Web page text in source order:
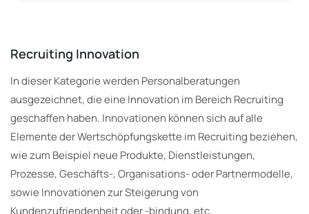
Recruiting Innovation
In dieser Kategorie werden Personalberatungen
ausgezeichnet, die eine Innovation im Bereich Recruiting
geschaffen haben. Innovationen können sich auf alle
Elemente der Wertschöpfungskette im Recruiting beziehen,
wie zum Beispiel neue Produkte, Dienstleistungen,
Prozesse, Geschäfts-, Organisations- oder Partnermodelle,
sowie Innovationen zur Steigerung von